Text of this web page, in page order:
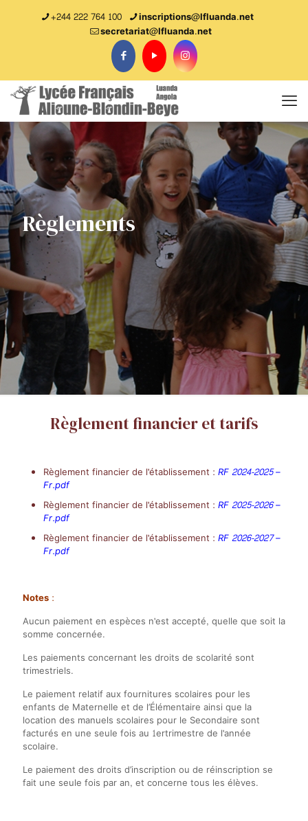
+244 222 764 100
inscriptions@lfluanda.net
secretariat@Ifluanda.net
Règlements
Règlement financier et tarifs
Règlement financier de l'établissement : RF 2024-2025 –
Fr.pdf
Règlement financier de l'établissement : RF 2025-2026 –
Fr.pdf
Règlement financier de l'établissement : RF 2026-2027 –
Fr.pdf
Notes :
Aucun paiement en espèces n'est accepté, quelle que soit la
somme concernée.
Les paiements concernant les droits de scolarité sont
trimestriels.
Le paiement relatif aux fournitures scolaires pour les
enfants de Maternelle et de l’Élémentaire ainsi que la
location des manuels scolaires pour le Secondaire sont
facturés en une seule fois au 1ertrimestre de l'année
scolaire.
Le paiement des droits d’inscription ou de réinscription se
fait une seule fois par an, et concerne tous les élèves.